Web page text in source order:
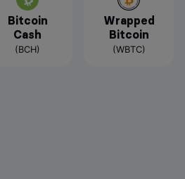
Bitcoin
Cash
(BCH)
Wrapped
Bitcoin
(WBTC)